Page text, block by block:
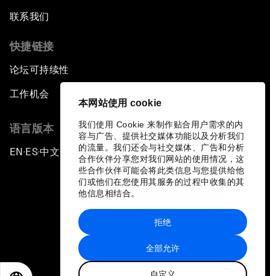
本网站使用 cookie
我们使用 Cookie 来制作贴合用户需求的内
容与广告、提供社交媒体功能以及分析我们
的流量。我们还会与社交媒体、广告和分析
合作伙伴分享您对我们网站的使用情况，这
些合作伙伴可能会将此类信息与您提供给他
们或他们在您使用其服务的过程中收集的其
他信息相结合。
全部允许
自定义
拒绝
联系我们
快捷链接
论坛可持续性
工作机会
语言版本
EN ▪ES▪中文▪ 日本語
站点地图